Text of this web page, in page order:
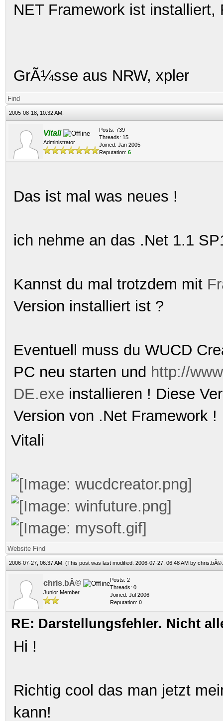
NET Framework ist
GrÃ¼sse aus NRW, xpler
Find
2005-08-18, 10:32 AM,
Vitali
Administrator
Posts: 739
Threads: 15
Joined: Jan 2005
Reputation: 6
Das ist mal was neues !
ich nehme an das .Net 1.1
Kannst du mal trotzdem mit
Version installiert ist ?
Eventuell muss du WUCD
PC neu starten und http://
DE.exe installieren ! Diese
Version von .Net Framework !
Vitali
Website Find
2006-07-27, 06:37 AM, (This post was last modified: 2006-07-27, 06:48 AM by chris.bÂ©
chris.bÂ©
Junior Member
Posts: 2
Threads: 0
Joined: Jul 2006
Reputation: 0
RE: Darstellungsfehler. Nicht
Hi !
Richtig cool das man jetzt
kann!